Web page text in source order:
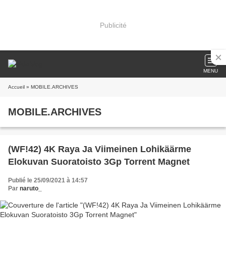
Publicité
MENU
Accueil » MOBILE.ARCHIVES
MOBILE.ARCHIVES
(WF!42) 4K Raya Ja Viimeinen Lohikäärme
Elokuvan Suoratoisto 3Gp Torrent Magnet
Publié le 25/09/2021 à 14:57
Par naruto_